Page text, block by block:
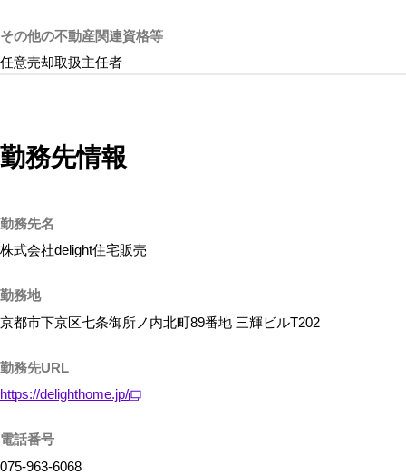
その他の不動産関連資格等
任意売却取扱主任者
勤務先情報
勤務先名
株式会社delight住宅販売
勤務地
京都市下京区七条御所ノ内北町89番地 三輝ビルT202
勤務先URL
https://delighthome.jp/
電話番号
075-963-6068